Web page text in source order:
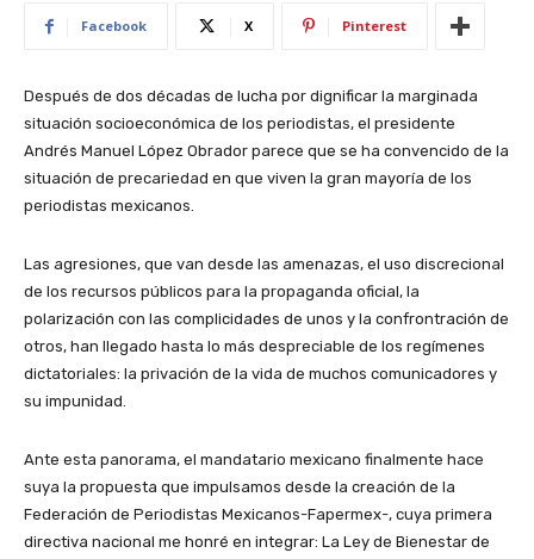
Facebook X Pinterest
Después de dos décadas de lucha por dignificar la marginada
situación socioeconómica de los periodistas, el presidente
Andrés Manuel López Obrador parece que se ha convencido de la
situación de precariedad en que viven la gran mayoría de los
periodistas mexicanos.
Las agresiones, que van desde las amenazas, el uso discrecional
de los recursos públicos para la propaganda oficial, la
polarización con las complicidades de unos y la confrontración de
otros, han llegado hasta lo más despreciable de los regímenes
dictatoriales: la privación de la vida de muchos comunicadores y
su impunidad.
Ante esta panorama, el mandatario mexicano finalmente hace
suya la propuesta que impulsamos desde la creación de la
Federación de Periodistas Mexicanos-Fapermex-, cuya primera
directiva nacional me honré en integrar: La Ley de Bienestar de